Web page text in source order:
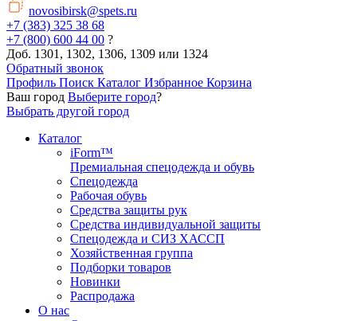
novosibirsk@spets.ru
+7 (383) 325 38 68
+7 (800) 600 44 00 ?
Доб. 1301, 1302, 1306, 1309 или 1324
Обратный звонок
Профиль Поиск Каталог Избранное Корзина
Ваш город Выберите город?
Выбрать другой город
Каталог
iForm™
Премиальная спецодежда и обувь
Спецодежда
Рабочая обувь
Средства защиты рук
Средства индивидуальной защиты
Спецодежда и СИЗ ХАССП
Хозяйственная группа
Подборки товаров
Новинки
Распродажа
О нас